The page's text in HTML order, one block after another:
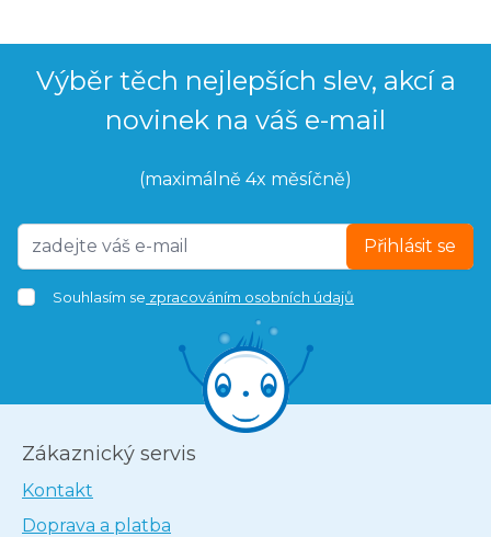
Výběr těch nejlepších slev, akcí a
novinek na váš e-mail
(maximálně 4x měsíčně)
Přihlásit se
Souhlasím se zpracováním osobních údajů
Zákaznický servis
Kontakt
Doprava a platba